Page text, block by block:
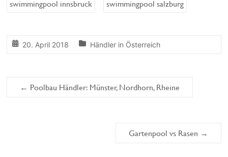
swimmingpool innsbruck
swimmingpool salzburg
20. April 2018 Händler in Österreich
← Poolbau Händler: Münster, Nordhorn, Rheine
Gartenpool vs Rasen →